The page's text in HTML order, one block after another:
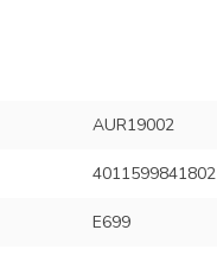
AUR19002
4011599841802
E699